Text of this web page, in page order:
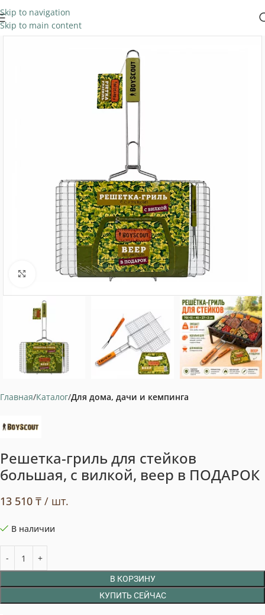
Skip to navigation
Skip to main content
Нажмите, чтобы увеличить
Главная Каталог Для дома, дачи и кемпинга
Решетка-гриль для стейков
большая, с вилкой, веер в ПОДАРОК
13 510 ₸ / шт.
В наличии
В КОРЗИНУ
КУПИТЬ СЕЙЧАС